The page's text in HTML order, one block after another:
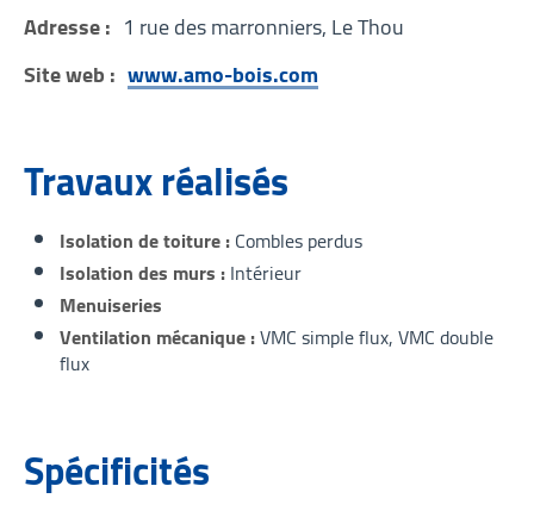
Adresse : 1 rue des marronniers, Le Thou
Site web : www.amo-bois.com
Travaux réalisés
Isolation de toiture Combles perdus
Isolation des murs Intérieur
Menuiseries
Ventilation mécanique VMC simple flux VMC double
flux
Spécificités